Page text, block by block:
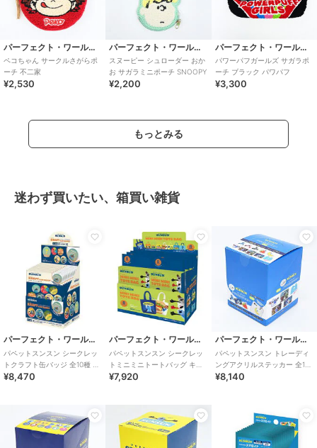
パーフェクト・ワールド・トーキョー
ペコちゃん サークルさがらポ
ーチ 不二家
¥2,530
パーフェクト・ワールド・トーキョー
スヌーピー シュローダー おか
お サガラミニポーチ SNOOPY
¥2,200
パーフェクト・ワールド・トーキョー
パワーパフガールズ サガラポ
ーチ ブラック パワパフ
¥3,300
もっとみる
迷わず買いたい、箱買い雑貨
パーフェクト・ワールド・トーキョー
パペットスンスン シークレッ
トクラフト缶バッジ 全10種 コ
ンプリートBOX
¥8,470
パーフェクト・ワールド・トーキョー
パペットスンスン シークレッ
トミニミニトートバッグ キー
ホルダー 全8種 コンプリート
¥7,920
パーフェクト・ワールド・トーキョー
パペットスンスン トレーディ
ングアクリルステッカー 全10
種 コンプリートBOX
¥8,140